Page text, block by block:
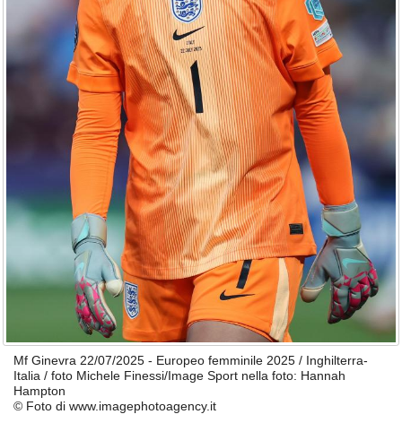
Mf Ginevra 22/07/2025 - Europeo femminile 2025 / Inghilterra-
Italia / foto Michele Finessi/Image Sport nella foto: Hannah
Hampton
© Foto di www.imagephotoagency.it